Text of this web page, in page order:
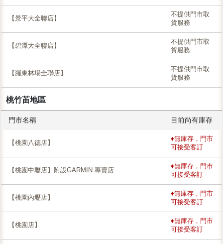
【景平大全聯店】
不提供門市取
貨服務
【碧潭大全聯店】
不提供門市取
貨服務
【羅東林場全聯店】
不提供門市取
貨服務
桃竹苖地區
門市名稱 目前尚有庫存
【桃園八德店】
♦無庫存，門市
可接受客訂
【桃園中壢店】附設GARMIN 專賣店
♦無庫存，門市
可接受客訂
【桃園內壢店】
♦無庫存，門市
可接受客訂
【桃園店】
♦無庫存，門市
可接受客訂